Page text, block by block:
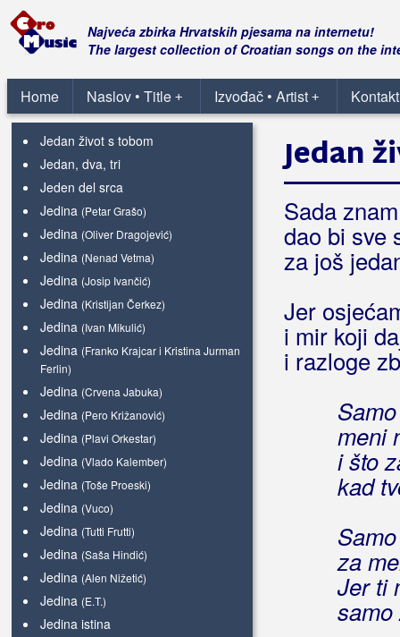
Najveća zbirka Hrvatskih pjesama na internetu!
The largest collection of Croatian songs on the
Home +
Naslov • Title +
Izvođač • Artist
Jedan razlog
Jedan stari kontrabas
Jedan život imamo
Jedan život malo je
Jedan život s tobom
Jedan, dva, tri
Jeden del srca
Jedina (Petar Grašo)
Jedina (Oliver Dragojević)
Jedina (Nenad Vetma)
Jedina (Josip Ivančić)
Jedina (Kristijan Čerkez)
Jedina (Ivan Mikulić)
Jedina (Franko Krajcar i Kristina Jurman
Ferlin)
Jedina (Crvena Jabuka)
Jedina (Pero Križanović)
Jedina (Plavi Orkestar)
Jedina (Vlado Kalember)
Jedina (Toše Proeski)
Jedina (Vuco)
Jedina (Tutti Frutti)
Jedina (Saša Hindić)
Jedina (Alen Nižetić)
Jedina (E.T.)
Jedina istina
Jedan
Sada
dao bi sve
za još
Jer
i mir koji
i razloge
meni
i što
kad
za
Jer ti
samo